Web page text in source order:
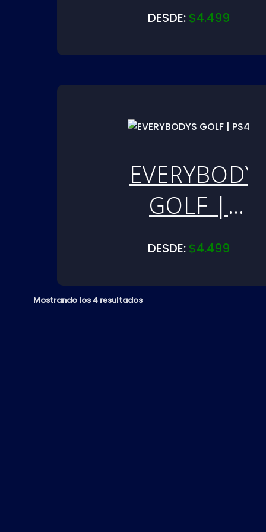
DESDE: $4.499
GOLF |
PS4
DESDE: $4.499
Mostrando los 4 resultados